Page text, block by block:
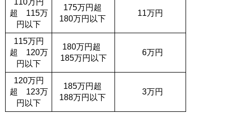
110万円
超 115万
円以下
175万円超
180万円以下
11万円
115万円
超 120万
円以下
180万円超
185万円以下
6万円
120万円
超 123万
円以下
185万円超
188万円以下
3万円